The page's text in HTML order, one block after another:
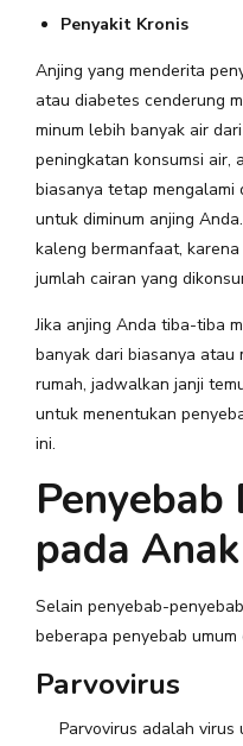
Penyakit Kronis
Anjing yang menderita
atau diabetes cenderung
minum lebih banyak air
peningkatan konsumsi air,
biasanya tetap mengalami
untuk diminum anjing
kaleng bermanfaat,
jumlah cairan yang
Jika anjing Anda tiba-tiba
banyak dari biasanya atau
rumah, jadwalkan janji
untuk menentukan
ini.
Penyebab
pada
Selain penyebab-
beberapa penyebab
Parvovirus
Parvovirus adalah virus